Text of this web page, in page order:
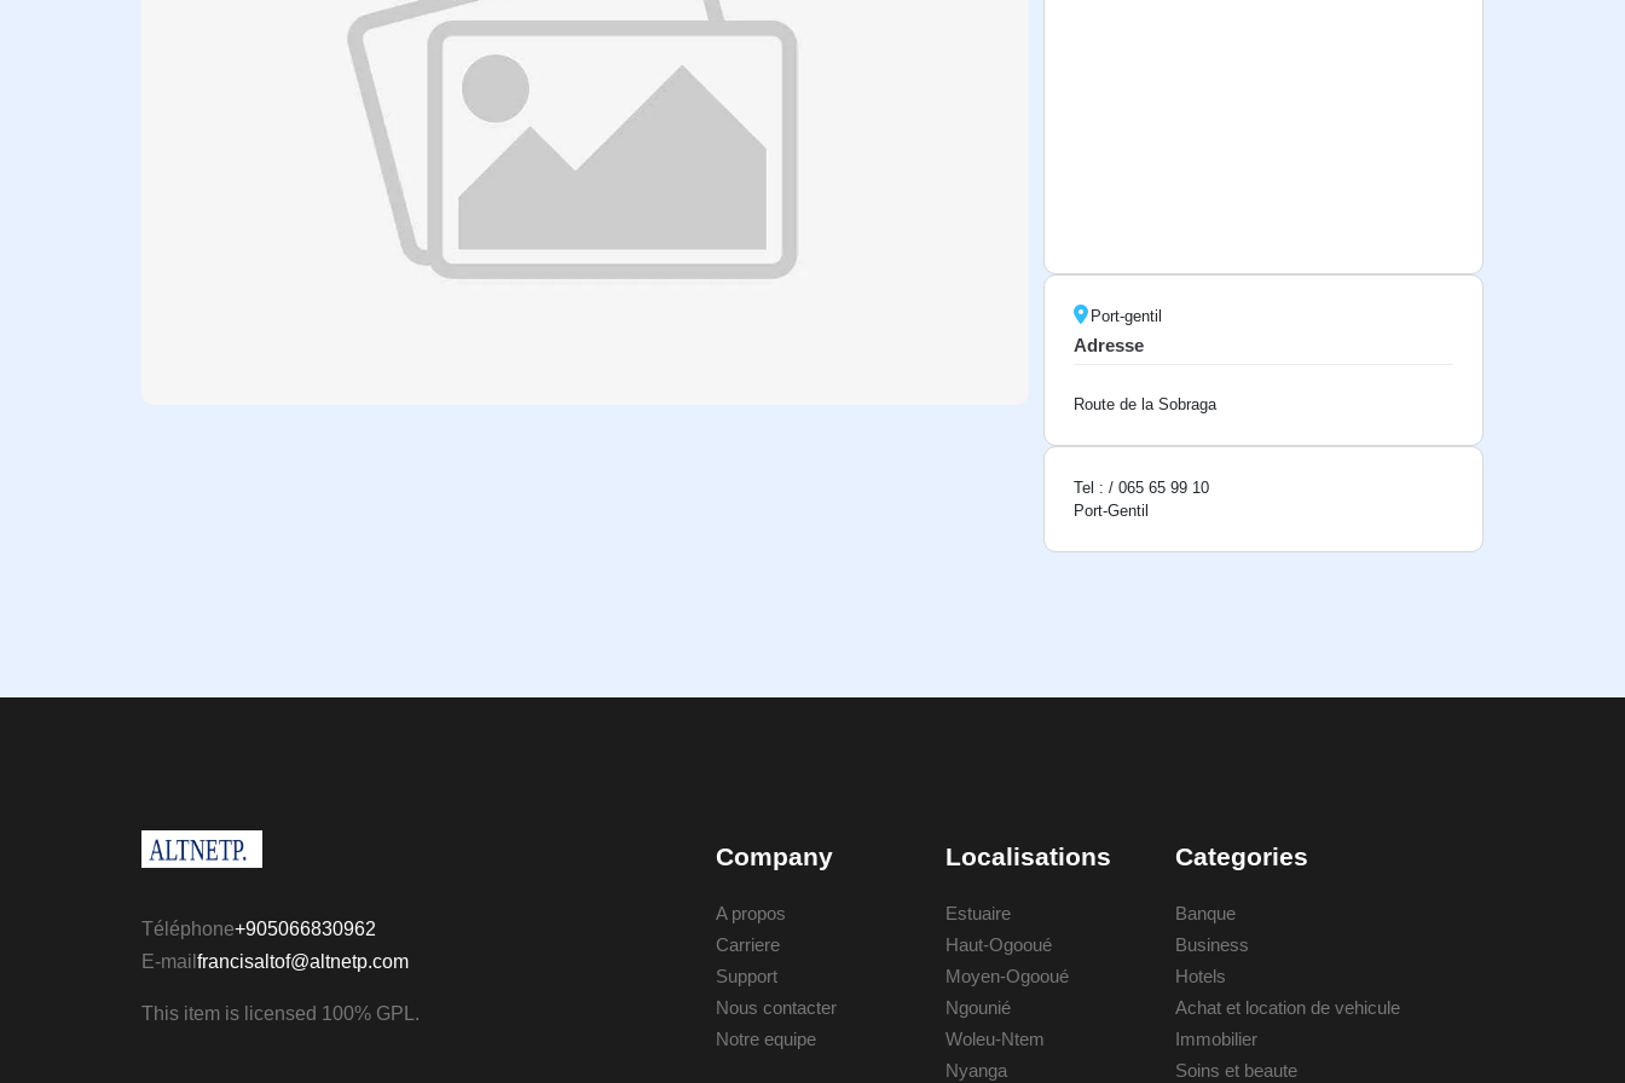
Port-gentil
Adresse
Route de la Sobraga
Tel : / 065 65 99 10
Port-Gentil
Téléphone+905066830962
E-mail francisaltof@altnetp.com
This item is licensed 100% GPL.
Company
A propos
Carriere
Support
Nous contacter
Notre equipe
Localisations
Estuaire
Haut-Ogooué
Moyen-Ogooué
Ngounié
Woleu-Ntem
Nyanga
Categories
Banque
Business
Hotels
Achat et location de vehicule
Immobilier
Soins et beaute